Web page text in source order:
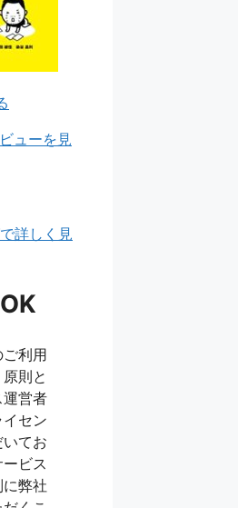
ューを見
詳しく見
利用
則と
運営者
セン
てお
ビス
弊社